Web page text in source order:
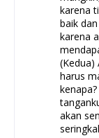
karena
baik
karena
(Kedua)
harus
akan